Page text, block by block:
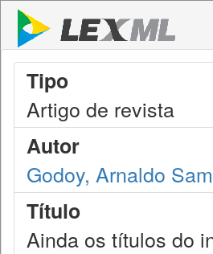
Tipo
Artigo de revista
Autor
Godoy, Arnaldo
Título
Ainda os títulos do